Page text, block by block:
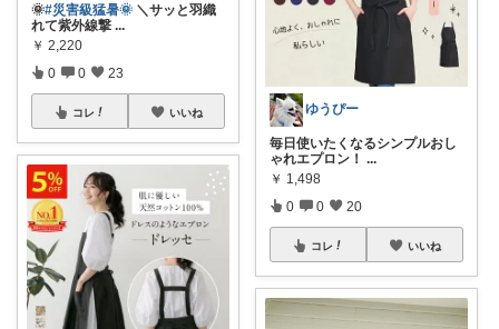
🌞#災害級猛暑🌞 ＼サッと羽織
れて紫外線撃 ...
￥ 2,220
0 0 23
コレ いいね ゆうぴー
毎日使いたくなるシンプルおし
ゃれエプロン！ ...
￥ 1,498
0 0 20
コレ いいね